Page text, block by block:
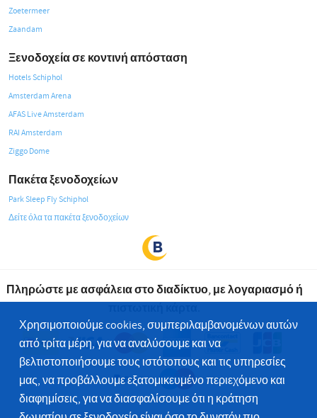
Zoetermeer
Zaandam
Ξενοδοχεία σε κοντινή απόσταση
Hotels Schiphol
Amsterdam Arena
AFAS Live Amsterdam
RAI Amsterdam
Ziggo Dome
Πακέτα ξενοδοχείων
Park Sleep Fly Schiphol
Δείτε όλα τα πακέτα ξενοδοχείων
Πληρώστε με ασφάλεια στο διαδίκτυο, με λογαριασμό ή
Χρησιμοποιούμε cookies, συμπεριλαμβανομένων αυτών
από τρίτα μέρη, για να αναλύσουμε και να
βελτιστοποιήσουμε τους ιστότοπους και τις υπηρεσίες
μας, να προβάλλουμε εξατομικευμένο περιεχόμενο και
διαφημίσεις, για να διασφαλίσουμε ότι η κράτηση